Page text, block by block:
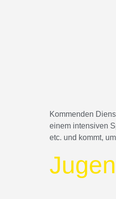
Kommenden
einem intensiven
etc. und kommt,